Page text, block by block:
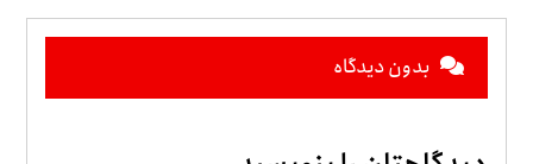
بدون دیدگاه